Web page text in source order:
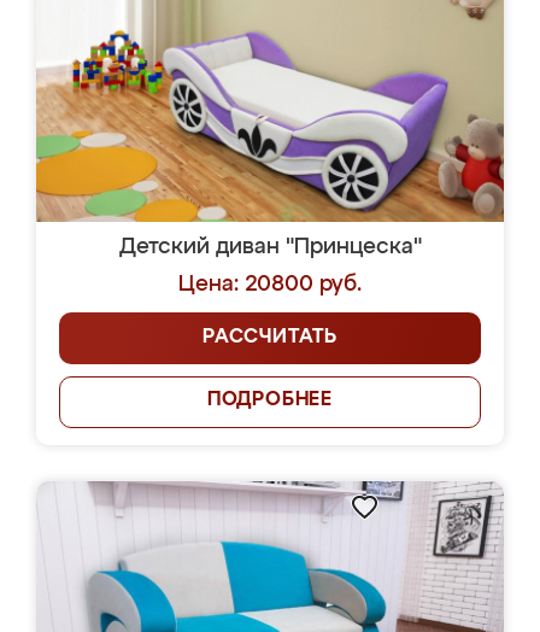
Детский диван "Принцеска"
Цена: 20800 руб.
РАССЧИТАТЬ
ПОДРОБНЕЕ